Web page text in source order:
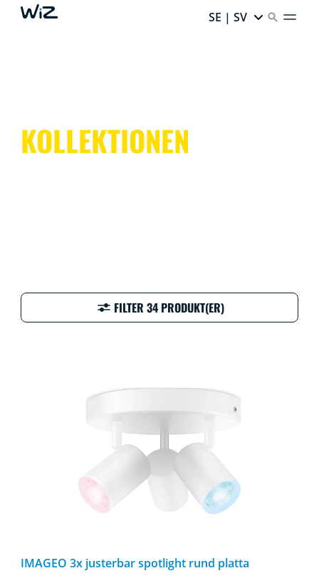
SE | SV
KOLLEKTIONEN
FILTER 34 PRODUKT(ER)
IMAGEO 3x justerbar spotlight rund platta